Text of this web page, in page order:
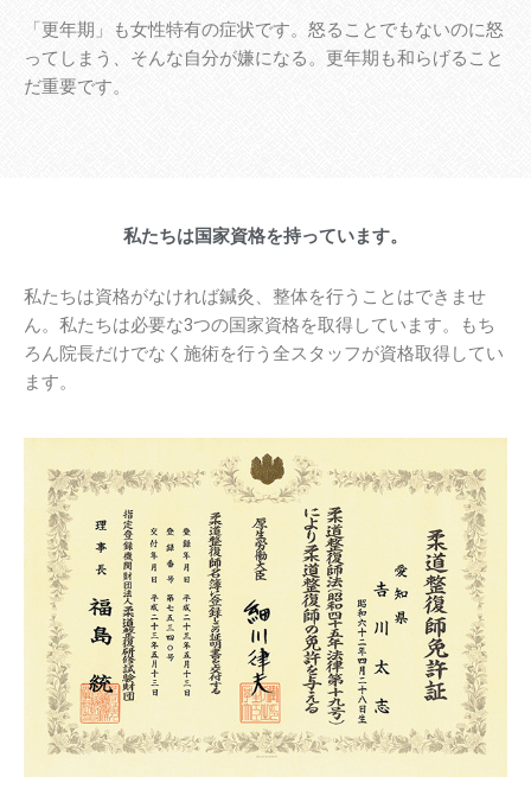
「更年期」も女性特有の症状です。怒ることでもないのに怒
ってしまう、そんな自分が嫌になる。更年期も和らげること
だ重要です。
私たちは国家資格を持っています。
私たちは資格がなければ鍼灸、整体を行うことはできませ
ん。私たちは必要な3つの国家資格を取得しています。もち
ろん院長だけでなく施術を行う全スタッフが資格取得してい
ます。